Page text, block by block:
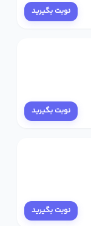
نوبت بگیرید
نوبت بگیرید
نوبت بگیرید